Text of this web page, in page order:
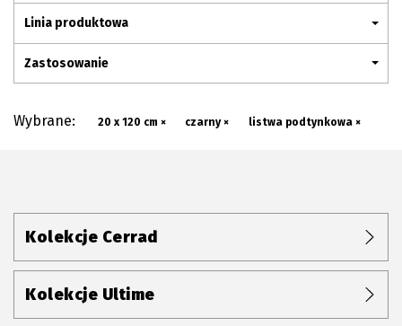
Linia produktowa
Zastosowanie
Wybrane: 20 x 120 cm × czarny × listwa podtynkowa ×
Kolekcje Cerrad
Kolekcje Ultime